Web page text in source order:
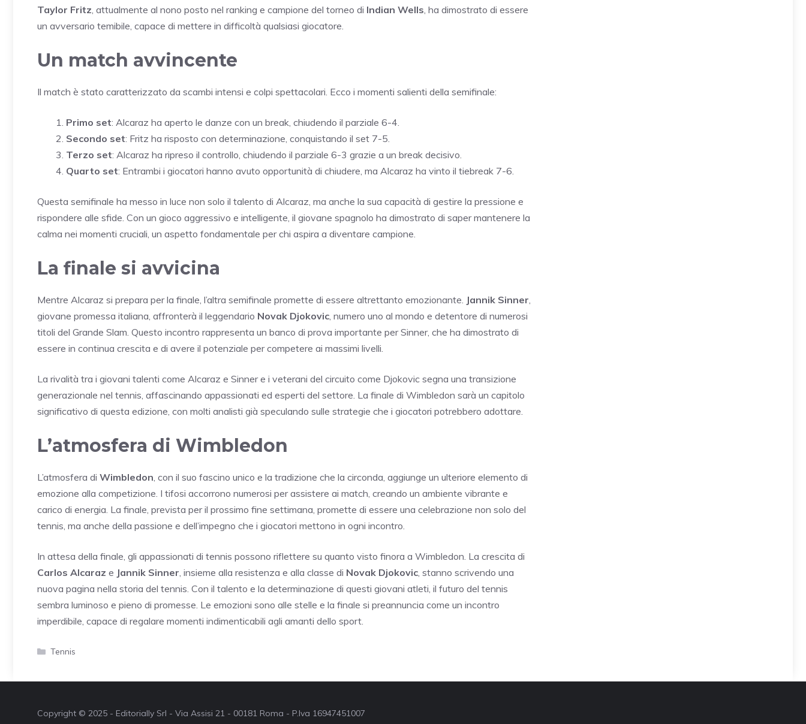
Taylor Fritz , attualmente al nono posto nel ranking e campione del torneo di Indian Wells , ha dimostrato di essere
un avversario temibile, capace di mettere in difficoltà qualsiasi giocatore.
Un match avvincente
Il match è stato caratterizzato da scambi intensi e colpi spettacolari. Ecco i momenti salienti della semifinale:
Primo set: Alcaraz ha aperto le danze con un break, chiudendo il parziale 6-4.
Secondo set: Fritz ha risposto con determinazione, conquistando il set 7-5.
Terzo set: Alcaraz ha ripreso il controllo, chiudendo il parziale 6-3 grazie a un break decisivo.
Quarto set: Entrambi i giocatori hanno avuto opportunità di chiudere, ma Alcaraz ha vinto il tiebreak 7-6.
Questa semifinale ha messo in luce non solo il talento di Alcaraz, ma anche la sua capacità di gestire la pressione e
rispondere alle sfide. Con un gioco aggressivo e intelligente, il giovane spagnolo ha dimostrato di saper mantenere la
calma nei momenti cruciali, un aspetto fondamentale per chi aspira a diventare campione.
La finale si avvicina
Mentre Alcaraz si prepara per la finale, l’altra semifinale promette di essere altrettanto emozionante. Jannik Sinner
giovane promessa italiana, affronterà il leggendario Novak Djokovic , numero uno al mondo e detentore di numerosi
titoli del Grande Slam. Questo incontro rappresenta un banco di prova importante per Sinner, che ha dimostrato di
essere in continua crescita e di avere il potenziale per competere ai massimi livelli.
La rivalità tra i giovani talenti come Alcaraz e Sinner e i veterani del circuito come Djokovic segna una transizione
generazionale nel tennis, affascinando appassionati ed esperti del settore. La finale di Wimbledon sarà un capitolo
significativo di questa edizione, con molti analisti già speculando sulle strategie che i giocatori potrebbero adottare.
L’atmosfera di Wimbledon
L’atmosfera di Wimbledon , con il suo fascino unico e la tradizione che la circonda, aggiunge un ulteriore elemento di
emozione alla competizione. I tifosi accorrono numerosi per assistere ai match, creando un ambiente vibrante e
carico di energia. La finale, prevista per il prossimo fine settimana, promette di essere una celebrazione non solo del
tennis, ma anche della passione e dell’impegno che i giocatori mettono in ogni incontro.
In attesa della finale, gli appassionati di tennis possono riflettere su quanto visto finora a Wimbledon. La crescita di
Carlos Alcaraz e Jannik Sinner , insieme alla resistenza e alla classe di Novak Djokovic , stanno scrivendo una
nuova pagina nella storia del tennis. Con il talento e la determinazione di questi giovani atleti, il futuro del tennis
sembra luminoso e pieno di promesse. Le emozioni sono alle stelle e la finale si preannuncia come un incontro
imperdibile, capace di regalare momenti indimenticabili agli amanti dello sport.
Categorie
Tennis
Copyright © 2025 - Editorially Srl - Via Assisi 21 - 00181 Roma - P.Iva 16947451007